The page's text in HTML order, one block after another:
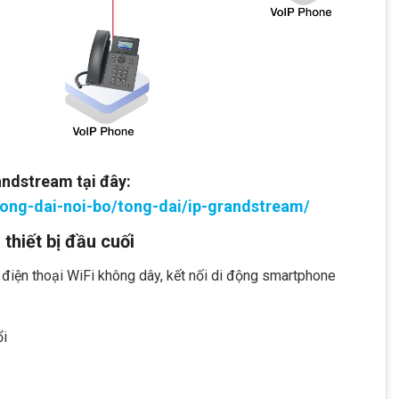
tại đây:
dai-noi-bo/tong-dai/ip-grandstream/
bị đầu cuối
thoại WiFi không dây, kết nối di động smartphone